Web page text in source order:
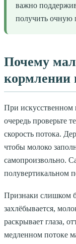
важно
получить очную
Почему
кормлении
При
очередь проверьте
скорость потока.
чтобы молоко
самопроизвольно.
полувертикальном
Признаки слишком
захлёбывается,
раскрывает глаза,
медленном потоке